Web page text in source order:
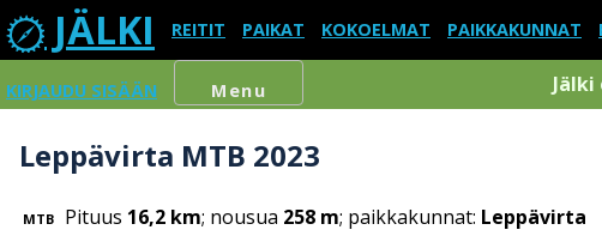
JÄLKI REITIT PAIKAT KOKOELMAT PAIKKAKUNNAT
KIRJAUDU SISÄÄN Menu
Leppävirta MTB 2023
MTB Pituus 16,2 km; nousua 258 m; paikkakunnat: Leppävirta